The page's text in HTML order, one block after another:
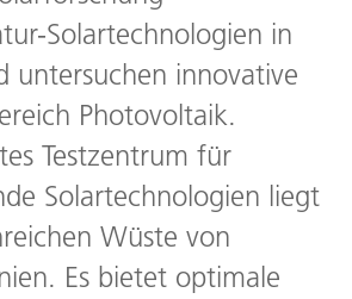
Solartechnologien in
untersuchen innovative
Photovoltaik.
Testzentrum für
Solartechnologien liegt
Wüste von
Es bietet optimale